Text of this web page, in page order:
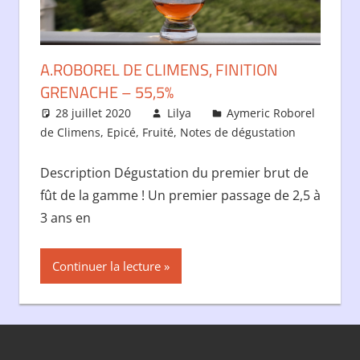
A.ROBOREL DE CLIMENS, FINITION
GRENACHE – 55,5%
28 juillet 2020 Lilya
Aymeric Roborel
de Climens, Epicé, Fruité, Notes de dégustation
Description Dégustation du premier brut de
fût de la gamme ! Un premier passage de 2,5 à
3 ans en
Continuer la lecture